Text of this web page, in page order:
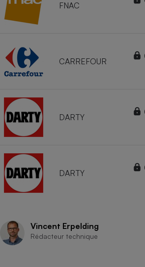
FNAC
CARREFOUR
DARTY
DARTY
Vincent Erpelding
Rédacteur technique